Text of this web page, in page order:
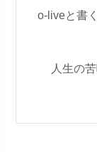
o-liveと書
人生の